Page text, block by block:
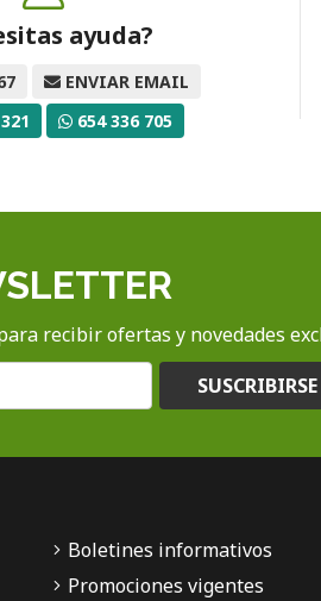
ayuda?
ENVIAR EMAIL
654 336 705
recibir ofertas y novedades
SUSCRIBIRSE
Boletines informativos
Promociones vigentes